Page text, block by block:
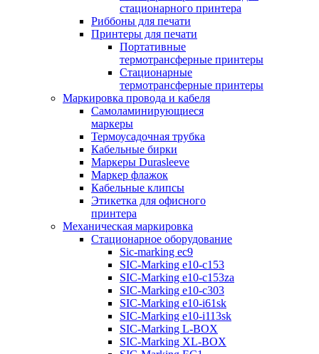
стационарного принтера
Риббоны для печати
Принтеры для печати
Портативные
термотрансферные принтеры
Стационарные
термотрансферные принтеры
Маркировка провода и кабеля
Самоламинирующиеся
маркеры
Термоусадочная трубка
Кабельные бирки
Маркеры Durasleeve
Маркер флажок
Кабельные клипсы
Этикетка для офисного
принтера
Механическая маркировка
Стационарное оборудование
Sic-marking ec9
SIC-Marking e10-c153
SIC-Marking e10-c153za
SIC-Marking e10-c303
SIC-Marking e10-i61sk
SIC-Marking e10-i113sk
SIC-Marking L-BOX
SIC-Marking XL-BOX